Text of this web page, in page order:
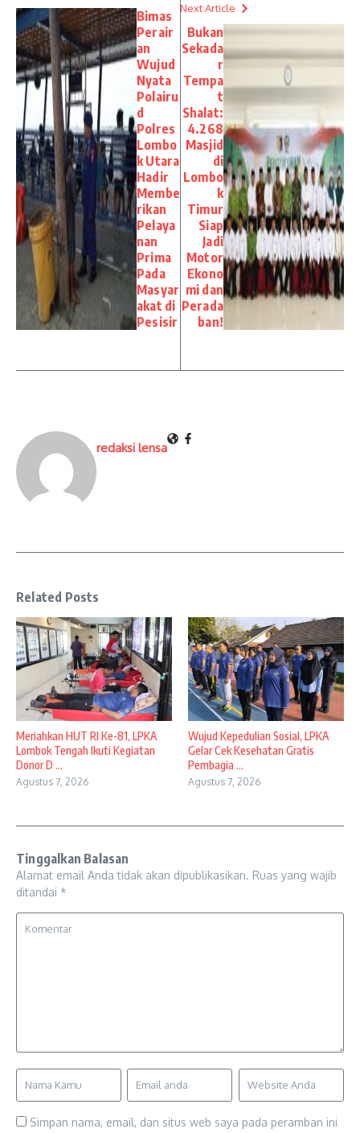
Bimas
Perair
an
Wujud
Nyata
Polairu
d
Polres
Lombo
k Utara
Hadir
Membe
rikan
Pelaya
nan
Prima
Pada
Masyar
akat di
Pesisir
Next Article
Bukan
Sekada
r
Tempa
t
Shalat:
4.268
Masjid
di
Lombo
k
Timur
Siap
Jadi
Motor
Ekono
mi dan
Perada
ban!
redaksi lensa
Related Posts
Meriahkan HUT RI Ke-81, LPKA
Lombok Tengah Ikuti Kegiatan
Donor D ...
Agustus 7, 2026
Wujud Kepedulian Sosial, LPKA
Gelar Cek Kesehatan Gratis
Pembagia ...
Agustus 7, 2026
Tinggalkan Balasan
Alamat email Anda tidak akan dipublikasikan. Ruas yang wajib
ditandai *
Simpan nama, email, dan situs web saya pada peramban ini